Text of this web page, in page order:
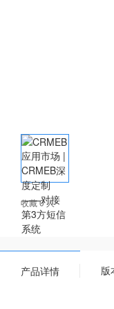
收藏 0 人
产品详情 版